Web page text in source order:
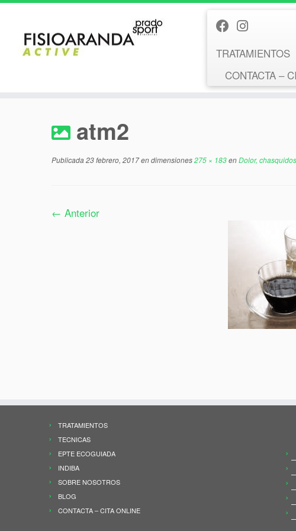
Saltar
contenido
TRATAMIENTOS
CONTACTA –
atm2
Publicada23 febrero, 2017en dimensiones275 × 183enDolor,
← Anterior
TRATAMIENTOS
TECNICAS
EPTE ECOGUIADA
INDIBA
SOBRE NOSOTROS
BLOG
CONTACTA – CITA ONLINE